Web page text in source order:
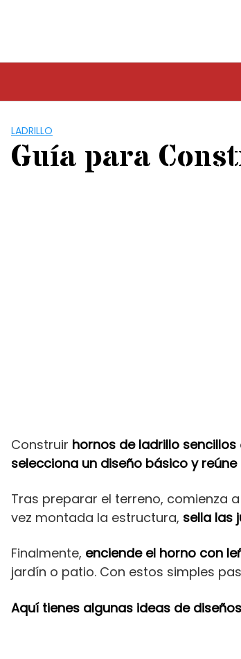
LADRILLO
Guía para
Construir hornos de ladrillo sencillos
selecciona un diseño básico y
Tras preparar el terreno, comienza a
vez montada la estructura, sella las
Finalmente, enciende el horno con
jardín o patio. Con estos simples
Aquí tienes algunas ideas de